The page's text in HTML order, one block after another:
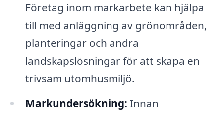
Företag inom markarbete kan hjälpa
till med anläggning av grönområden,
planteringar och andra
landskapslösningar för att skapa en
trivsam utomhusmiljö.
Markundersökning: Innan